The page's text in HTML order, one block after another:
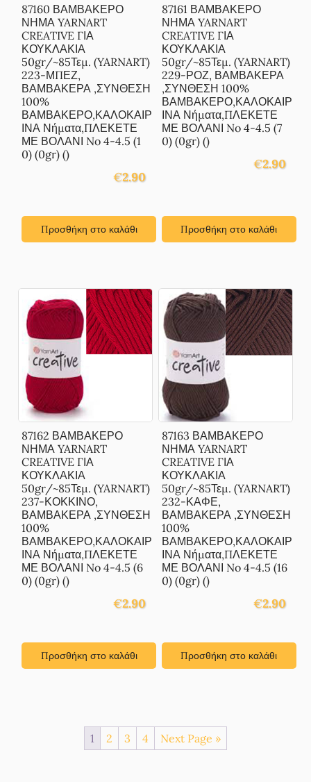
87160 ΒΑΜΒΑΚΕΡΟ
ΝΗΜΑ YARNART
CREATIVE ΓΙΑ
ΚΟΥΚΛΑΚΙΑ
50gr/~85Τεμ. (YARNART)
223-ΜΠΕΖ,
ΒΑΜΒΑΚΕΡΑ ,ΣΥΝΘΕΣΗ
100%
ΒΑΜΒΑΚΕΡΟ,ΚΑΛΟΚΑΙΡ
ΙΝΑ Νήματα,ΠΛΕΚΕΤΕ
ΜΕ ΒΟΛΑΝΙ No 4-4.5 (1
0) (0gr) ()
€2.90
Προσθήκη στο καλάθι
87161 ΒΑΜΒΑΚΕΡΟ
ΝΗΜΑ YARNART
CREATIVE ΓΙΑ
ΚΟΥΚΛΑΚΙΑ
50gr/~85Τεμ. (YARNART)
229-ΡΟΖ, ΒΑΜΒΑΚΕΡΑ
,ΣΥΝΘΕΣΗ 100%
ΒΑΜΒΑΚΕΡΟ,ΚΑΛΟΚΑΙΡ
ΙΝΑ Νήματα,ΠΛΕΚΕΤΕ
ΜΕ ΒΟΛΑΝΙ No 4-4.5 (7
0) (0gr) ()
€2.90
Προσθήκη στο καλάθι
87162 ΒΑΜΒΑΚΕΡΟ
ΝΗΜΑ YARNART
CREATIVE ΓΙΑ
ΚΟΥΚΛΑΚΙΑ
50gr/~85Τεμ. (YARNART)
237-ΚΟΚΚΙΝΟ,
ΒΑΜΒΑΚΕΡΑ ,ΣΥΝΘΕΣΗ
100%
ΒΑΜΒΑΚΕΡΟ,ΚΑΛΟΚΑΙΡ
ΙΝΑ Νήματα,ΠΛΕΚΕΤΕ
ΜΕ ΒΟΛΑΝΙ No 4-4.5 (6
0) (0gr) ()
€2.90
Προσθήκη στο καλάθι
87163 ΒΑΜΒΑΚΕΡΟ
ΝΗΜΑ YARNART
CREATIVE ΓΙΑ
ΚΟΥΚΛΑΚΙΑ
50gr/~85Τεμ. (YARNART)
232-ΚΑΦΕ,
ΒΑΜΒΑΚΕΡΑ ,ΣΥΝΘΕΣΗ
100%
ΒΑΜΒΑΚΕΡΟ,ΚΑΛΟΚΑΙΡ
ΙΝΑ Νήματα,ΠΛΕΚΕΤΕ
ΜΕ ΒΟΛΑΝΙ No 4-4.5 (16
0) (0gr) ()
€2.90
Προσθήκη στο καλάθι
1 2 3 4 Next Page »